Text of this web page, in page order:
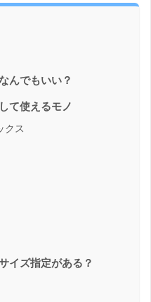
んでもいい？
て使えるモノ
クス
イズ指定がある？